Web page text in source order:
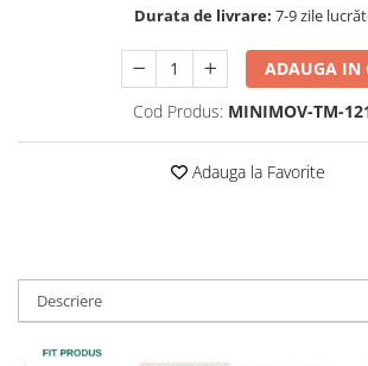
Durata de livrare: 7-9 zile
ADAUGA IN
Cod Produs: MINIMOV-TM-
Adauga la Favorite
Descriere